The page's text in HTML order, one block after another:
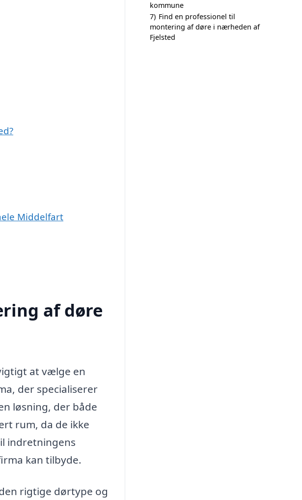
Middelfart
af døre
at vælge en
der specialiserer
løsning, der både
rum, da de ikke
indretningens
kan tilbyde.
rigtige dørtype og
kommune
7) Find en professionel til
montering af døre i nærheden af
Fjelsted